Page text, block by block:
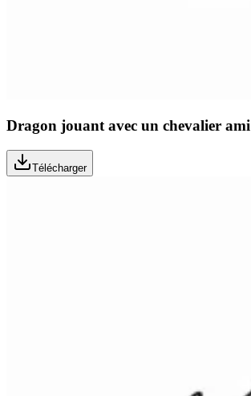
Dragon jouant avec un chevalier ami
Télécharger